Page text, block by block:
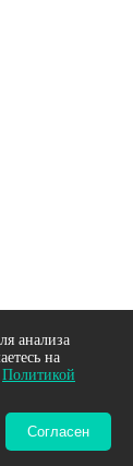
анализа
на
Политикой
Согласен